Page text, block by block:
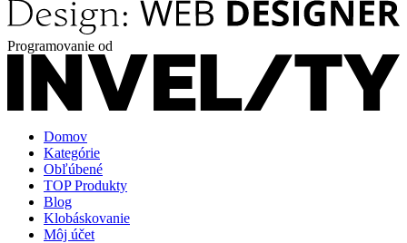
Programovanie od
Domov
Kategórie
Obľúbené
TOP Produkty
Blog
Klobáskovanie
Môj účet